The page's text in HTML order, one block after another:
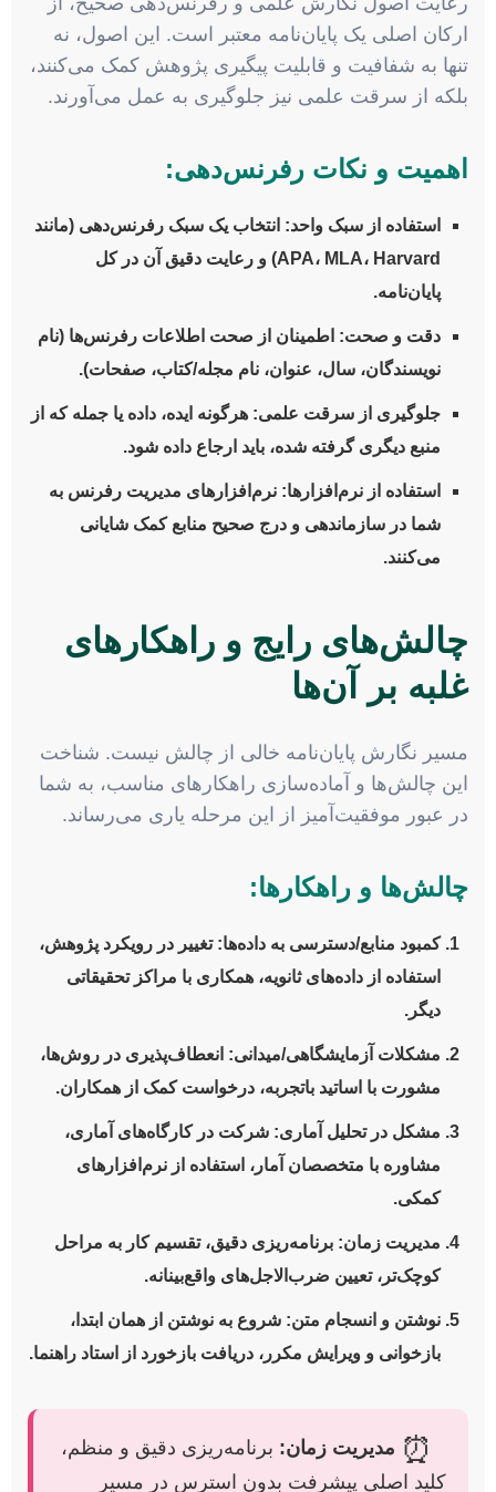
ارکان اصلی یک پایان‌نامه معتبر است. این اصول، نه
تنها به شفافیت و قابلیت پیگیری پژوهش کمک می‌کنند،
بلکه از سرقت علمی نیز جلوگیری به عمل می‌آورند.
اهمیت و نکات رفرنس‌دهی:
استفاده از سبک واحد: انتخاب یک سبک رفرنس‌دهی (مانند
APA، MLA، Harvard) و رعایت دقیق آن در کل
پایان‌نامه.
دقت و صحت: اطمینان از صحت اطلاعات رفرنس‌ها (نام
نویسندگان، سال، عنوان، نام مجله/کتاب، صفحات).
جلوگیری از سرقت علمی: هرگونه ایده، داده یا جمله که از
منبع دیگری گرفته شده، باید ارجاع داده شود.
استفاده از نرم‌افزارها: نرم‌افزارهای مدیریت رفرنس به
شما در سازماندهی و درج صحیح منابع کمک شایانی
می‌کنند.
چالش‌های رایج و راهکارهای
غلبه بر آن‌ها
مسیر نگارش پایان‌نامه خالی از چالش نیست. شناخت
این چالش‌ها و آماده‌سازی راهکارهای مناسب، به شما
در عبور موفقیت‌آمیز از این مرحله یاری می‌رساند.
چالش‌ها و راهکارها:
کمبود منابع/دسترسی به داده‌ها: تغییر در رویکرد پژوهش،
استفاده از داده‌های ثانویه، همکاری با مراکز تحقیقاتی
دیگر.
مشکلات آزمایشگاهی/میدانی: انعطاف‌پذیری در روش‌ها،
مشورت با اساتید باتجربه، درخواست کمک از همکاران.
مشکل در تحلیل آماری: شرکت در کارگاه‌های آماری،
مشاوره با متخصصان آمار، استفاده از نرم‌افزارهای
کمکی.
مدیریت زمان: برنامه‌ریزی دقیق، تقسیم کار به مراحل
کوچک‌تر، تعیین ضرب‌الاجل‌های واقع‌بینانه.
نوشتن و انسجام متن: شروع به نوشتن از همان ابتدا،
بازخوانی و ویرایش مکرر، دریافت بازخورد از استاد راهنما.
⏰ مدیریت زمان: برنامه‌ریزی دقیق و منظم،
کلید اصلی پیشرفت بدون استرس در مسیر